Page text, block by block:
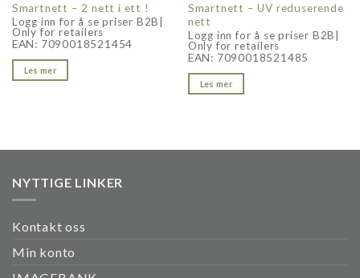
Smartnett – 2 nett i ett !
Logg inn for å se priser B2B|
Only for retailers
EAN: 7090018521454
Les mer
Smartnett – UV reduserende
nett
Logg inn for å se priser B2B|
Only for retailers
EAN: 7090018521485
Les mer
NYTTIGE LINKER
Kontakt oss
Min konto